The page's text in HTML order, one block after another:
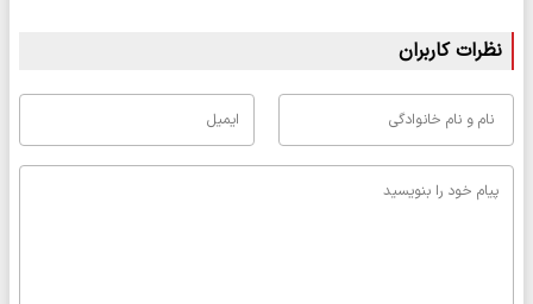
نظرات کاربران